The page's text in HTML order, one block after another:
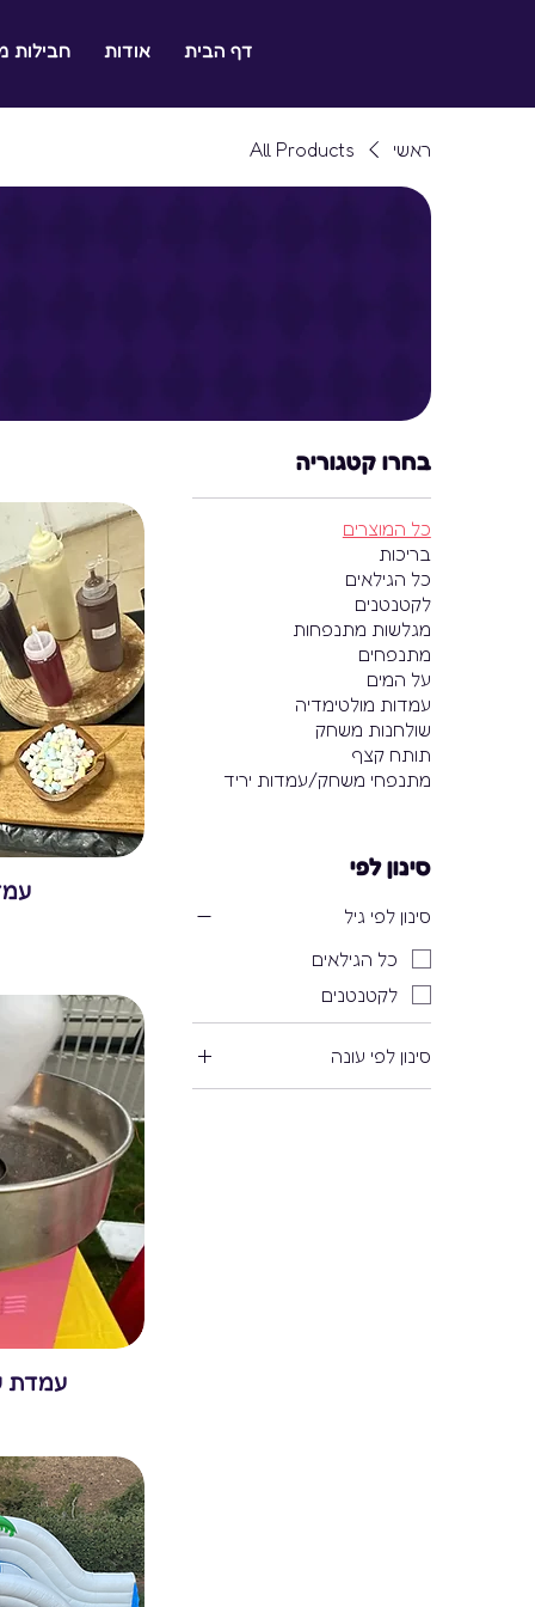
דף הבית אודות חבילות
ראשי All Products
בחרו קטגוריה
כל המוצרים
בריכות
כל הגילאים
לקטנטנים
מגלשות מתנפחות
מתנפחים
על המים
עמדות מולטימדיה
שולחנות משחק
תותח קצף
מתנפחי משחק/עמדות יריד
סינון לפי
סינון לפי גיל
כל הגילאים
לקטנטנים
סינון לפי עונה
עמדת